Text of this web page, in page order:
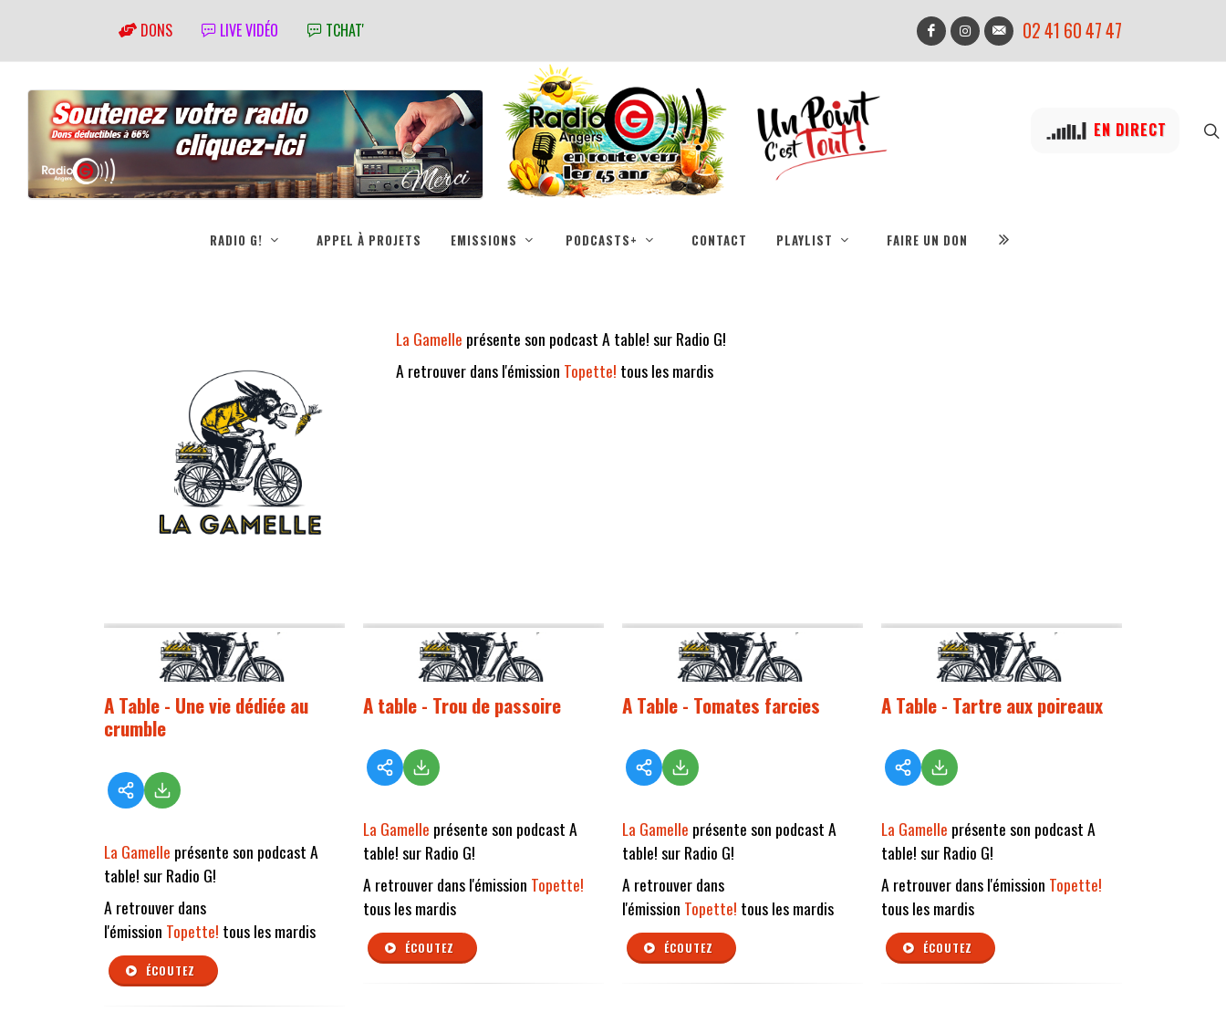
DONS LIVE VIDÉO TCHAT' 02 41 60 47 47
EN DIRECT
RADIO G! APPEL À PROJETS EMISSIONS PODCASTS+ CONTACT PLAYLIST FAIRE UN DON
La Gamelle présente son podcast A table! sur Radio G!
A retrouver dans l'émission Topette! tous les mardis
A Table - Une vie dédiée au
crumble
La Gamelle présente son podcast A
table! sur Radio G!
A retrouver dans
l'émission Topette! tous les mardis
ÉCOUTEZ
A table - Trou de passoire
La Gamelle présente son podcast A
table! sur Radio G!
A retrouver dans l'émission Topette!
tous les mardis
ÉCOUTEZ
A Table - Tomates farcies
La Gamelle présente son podcast A
table! sur Radio G!
A retrouver dans
l'émission Topette! tous les mardis
ÉCOUTEZ
A Table - Tartre aux poireaux
La Gamelle présente son podcast A
table! sur Radio G!
A retrouver dans l'émission Topette!
tous les mardis
ÉCOUTEZ